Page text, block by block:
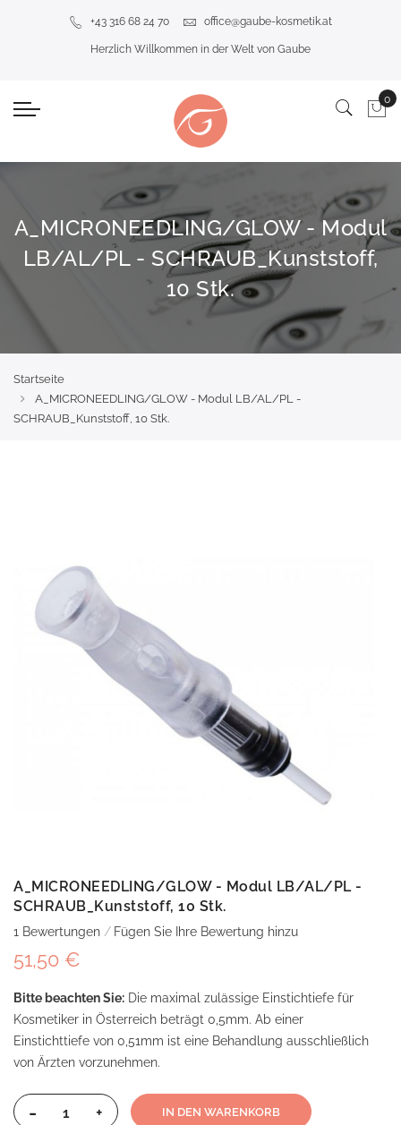
+43 316 68 24 70 office@gaube-kosmetik.at
Herzlich Willkommen in der Welt von Gaube
A_MICRONEEDLING/GLOW - Modul
LB/AL/PL - SCHRAUB_Kunststoff,
10 Stk.
Startseite
A_MICRONEEDLING/GLOW - Modul LB/AL/PL -
SCHRAUB_Kunststoff, 10 Stk.
A_MICRONEEDLING/GLOW - Modul LB/AL/PL -
SCHRAUB_Kunststoff, 10 Stk.
1 Bewertungen Fügen Sie Ihre Bewertung hinzu
51,50 €
Bitte beachten Sie: Die maximal zulässige Einstichtiefe für
Kosmetiker in Österreich beträgt 0,5mm. Ab einer
Einstichttiefe von 0,51mm ist eine Behandlung ausschließlich
von Ärzten vorzunehmen.
- + IN DEN WARENKORB